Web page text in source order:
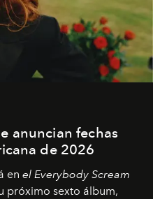
anuncian fechas
de 2026
en el Everybody Scream
próximo sexto álbum,